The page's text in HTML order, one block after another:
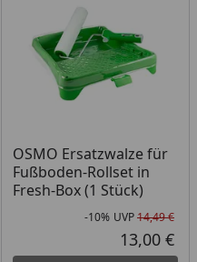
in ProzentPreis
Preis
OSMO Ersatzwalze für
Fußboden-Rollset in
Fresh-Box (1 Stück)
-10% UVP14,49 €
13,00 €